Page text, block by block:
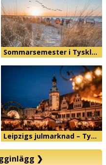
Sommarsemester i Tyskl…
Leipzigs julmarknad – Ty…
❯